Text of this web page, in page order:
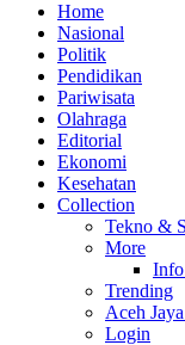
Home
Nasional
Politik
Pendidikan
Pariwisata
Olahraga
Editorial
Ekonomi
Kesehatan
Collection
Tekno &
More
Info
Trending
Aceh
Login